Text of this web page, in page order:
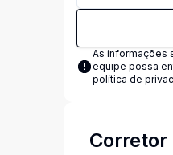
As informações
equipe possa
política de
Corretor